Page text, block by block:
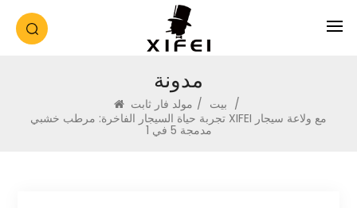
مدونة
بيت / مولد فار ثابت
/
تجربة حياة السيجار الفاخرة: مرطب خشبي XIFEI مع ولاعة سيجار
مدمجة 5 في 1